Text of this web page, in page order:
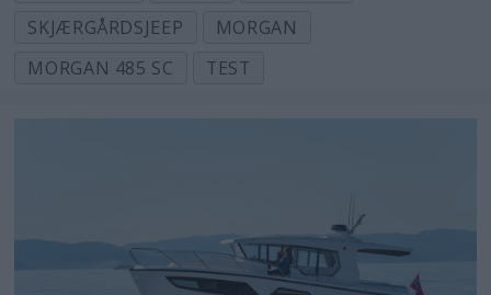
SKJÆRGÅRDSJEEP
MORGAN
MORGAN 485 SC
TEST